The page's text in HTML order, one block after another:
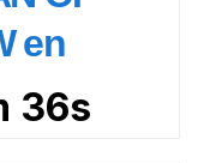
en
34s